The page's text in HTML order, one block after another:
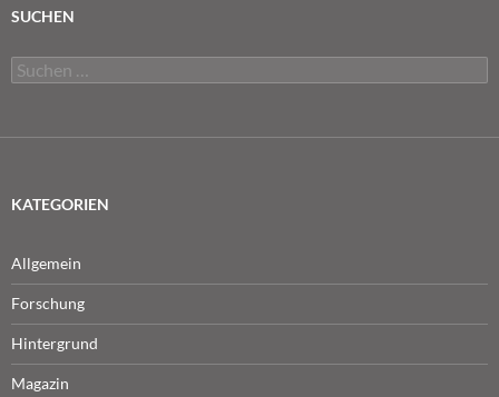
SUCHEN
Suchen
nach:
KATEGORIEN
Allgemein
Forschung
Hintergrund
Magazin